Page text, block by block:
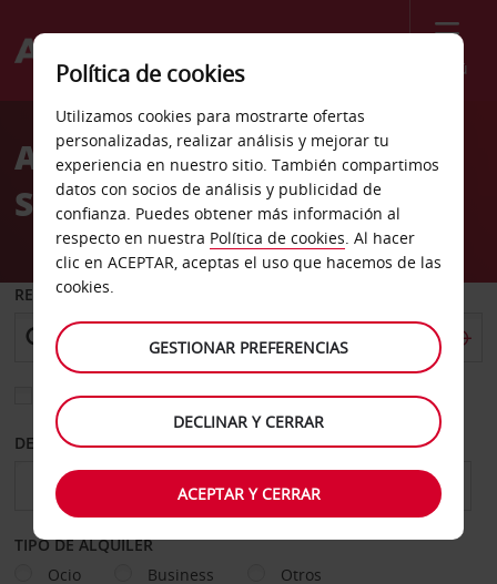
Menú
Welcome
AvisAlquiler de coches
Soissons
RECOGER EN
Elegir otra oficina de devolución
DESDE HASTA
TIPO DE ALQUILER
Ocio
Business Otros
Política de cookies
Utilizamos cookies para mostrarte ofertas
personalizadas, realizar análisis y mejorar tu
experiencia en nuestro sitio. También compartimos
datos con socios de análisis y publicidad de
confianza. Puedes obtener más información al
respecto en nuestra Política de cookies. Al hacer
clic en ACEPTAR, aceptas el uso que hacemos de las
cookies.
GESTIONAR PREFERENCIAS
DECLINAR Y CERRAR
ACEPTAR Y CERRAR